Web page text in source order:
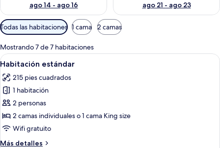
ago 14 - ago 16
ago 21 - ago 23
Filtros
disponibles
para
las
habitaciones
Todas las habitaciones 1 cama 2 camas
Mostrando 7 de 7 habitaciones
Abrir
todas
las
fotos
de
Habitación
estándar
Habitación de hotel con una cama
8
Habitación estándar
215 pies cuadrados
1 habitación
2 personas
2 camas individuales o 1 cama King size
Wifi gratuito
Más detalles
Más